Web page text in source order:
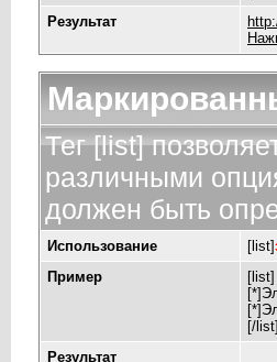
Результат
Тег [list]
различными
должен быть
Использование [list]
Пример
[list]
[/list]
Результат